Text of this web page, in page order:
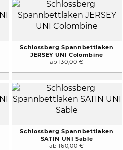
Schlossberg Spannbettlaken
JERSEY UNI Colombine
ab 130,00 €
Schlossberg Spannbettlaken
SATIN UNI Sable
ab 160,00 €